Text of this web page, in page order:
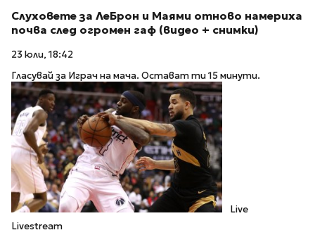
Слуховете за ЛеБрон и Маями отново намериха
почва след огромен гаф (видео + снимки)
23 юли, 18:42
Гласувай за Играч на мача. Остават ти 15 минути.
Live
Livestream